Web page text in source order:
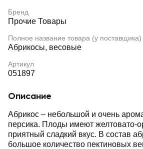
Бренд
Прочие Товары
Полное название товара (у поставщика)
Абрикосы, весовые
Артикул
051897
Описание
Абрикос – небольшой и очень
персика. Плоды имеют желтовато-
приятный сладкий вкус. В состав
большое количество пектиновых